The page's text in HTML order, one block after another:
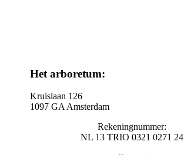
Het arboretum:
Kruislaan 126
1097 GA Amsterdam
Rekeningnummer:
NL 13 TRIO 0321 0271 24